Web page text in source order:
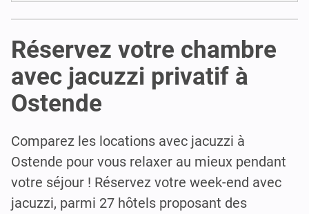
Réservez votre chambre
avec jacuzzi privatif à
Ostende
Comparez les locations avec jacuzzi à
Ostende pour vous relaxer au mieux pendant
votre séjour ! Réservez votre week-end avec
jacuzzi, parmi 27 hôtels proposant des